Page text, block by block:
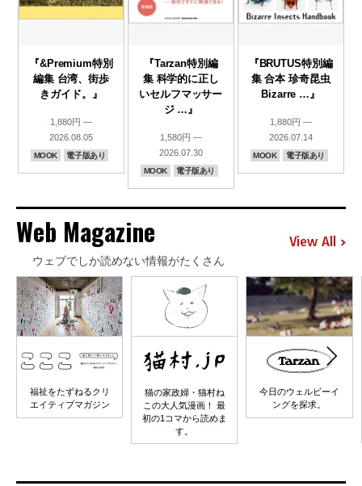
『&Premium特別
編集 台湾、街歩
きガイド。』
1,880円 —
2026.08.05
MOOK 電子版あり
『Tarzan特別編
集 科学的に正し
いセルフマッサー
ジ …』
1,580円 —
2026.07.30
MOOK 電子版あり
『BRUTUS特別編
集 合本 珍奇昆虫
Bizarre …』
1,880円 —
2026.07.14
MOOK 電子版あり
Web Magazine
ウェブでしか読めない情報がたくさん
View All
福祉をたずねるクリ
エイティブマガジン
猫の家政婦・猫村ね
この大人気漫画！ 最
初の1コマから読めま
す。
今日のウェルビーイ
ングを探求。